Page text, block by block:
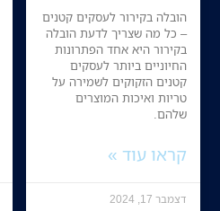
הובלה בקירור לעסקים קטנים
– כל מה שצריך לדעת הובלה
בקירור היא אחד הפתרונות
החיוניים ביותר לעסקים
קטנים הזקוקים לשמירה על
טריות ואיכות המוצרים
שלהם.
קראו עוד »
דצמבר 17, 2024